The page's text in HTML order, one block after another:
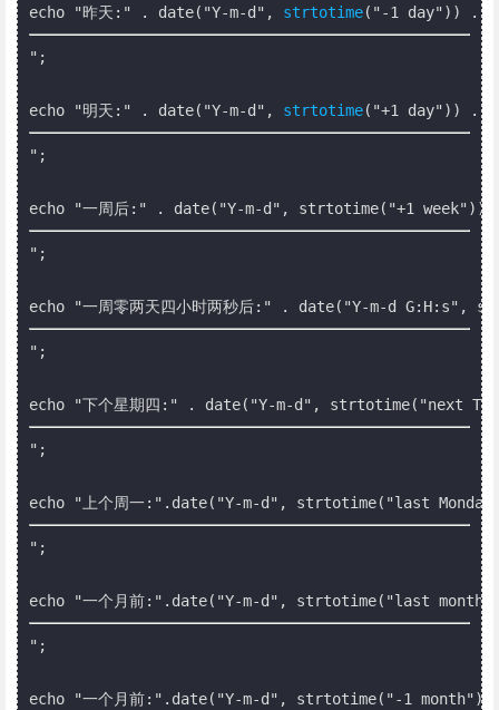
echo "昨天:" . date("Y-m-d", strtotime("-1 day")) .
";
echo "明天:" . date("Y-m-d", strtotime("+1 day")) .
";
echo "一周后:" . date("Y-m-d", strtotime("+1
";
echo "一周零两天四小时两秒后:" . date("Y-m-d
";
echo "下个星期四:" . date("Y-m-d", strtotime("next
";
echo "上个周一:".date("Y-m-d", strtotime("last
";
echo "一个月前:".date("Y-m-d", strtotime("last
";
echo "一个月前:".date("Y-m-d", strtotime("-1